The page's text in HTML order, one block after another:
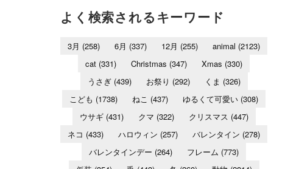
よく検索されるキーワード
3月 (258) 6月 (337) 12月 (255) animal (2123)
cat (331) Christmas (347) Xmas (330)
うさぎ(439) お祭り (292) くま (326)
こども (1738) ねこ (437) ゆるくて可愛い (308)
ウサギ(431) クマ (322) クリスマス (447)
ネコ (433) ハロウィン (257) バレンタイン (278)
バレンタインデー (264) フレーム (773)